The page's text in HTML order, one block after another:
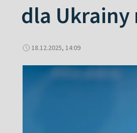
dla Ukrainy
18.12.2025, 14:09